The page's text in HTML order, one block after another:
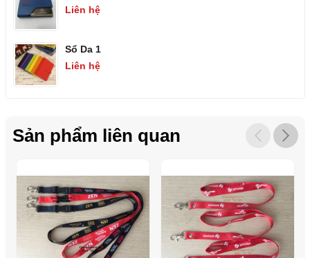
Liên hệ
Sổ Da 1
Liên hệ
Sản phẩm liên quan